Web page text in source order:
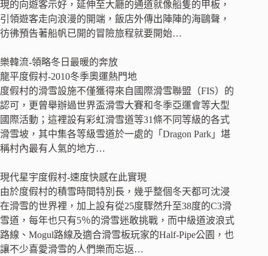
現的向遊客示好，延伸至大廳的通道就像船隻的甲板，
引領遊客走向浪漫的開端，飯店外傳出陣陣的海鷗聲，
彷彿預告著船帆已開的冒險旅程就要開始…
樂韓流-領略冬日最暖的奔放
龍平度假村-2010冬季奧運熱門地
度假村的滑雪設施不僅獲得來自國際滑雪聯盟（FIS）的
認可，更曾舉辦過世界盃滑雪大賽和冬季亞運會等大型
國際活動；這裡設有彩虹滑雪道等31條不同等級的各式
滑雪坡，其中集各等級雪道於一處的「Dragon Park」堪
稱村內最有人氣的地方…
現代星宇度假村-速度快感在此實現
由於度假村的積雪時間特別長，幾乎整個冬天都可沈浸
在滑雪的世界裡，加上設有從25度驟然升至38度的C3滑
雪道，每年也只有5％的滑雪迷敢挑戰，而中級道波浪式
路線、Mogul路線及適合滑雪板玩家的Half-Pipe公園，也
讓不少喜愛滑雪的人們樂而忘返…